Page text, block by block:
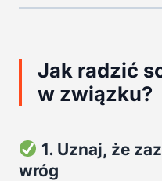
Jak radzić
w związku?
1. Uznaj, że
wróg